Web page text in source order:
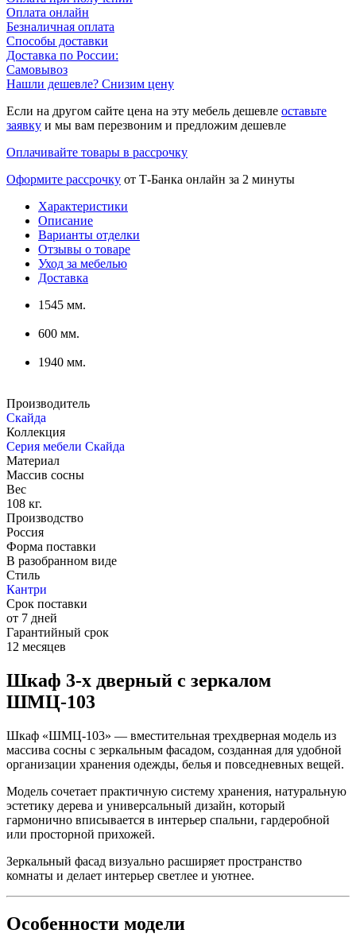
Оплата онлайн
Безналичная оплата
Способы доставки
Доставка по России:
Самовывоз
Нашли дешевле? Снизим цену
Если на другом сайте цена на эту мебель дешевле оставьте
заявку и мы вам перезвоним и предложим дешевле
Оплачивайте товары в рассрочку
Оформите рассрочку от Т-Банка онлайн за 2 минуты
Характеристики
Описание
Варианты отделки
Отзывы о товаре
Уход за мебелью
Доставка
1545 мм.
600 мм.
1940 мм.
Производитель
Скайда
Коллекция
Серия мебели Скайда
Материал
Массив сосны
Вес
108 кг.
Производство
Россия
Форма поставки
В разобранном виде
Стиль
Кантри
Срок поставки
от 7 дней
Гарантийный срок
12 месяцев
Шкаф 3-х дверный с зеркалом
ШМЦ-103
Шкаф «ШМЦ-103» — вместительная трехдверная модель из
массива сосны с зеркальным фасадом, созданная для удобной
организации хранения одежды, белья и повседневных вещей.
Модель сочетает практичную систему хранения, натуральную
эстетику дерева и универсальный дизайн, который
гармонично вписывается в интерьер спальни, гардеробной
или просторной прихожей.
Зеркальный фасад визуально расширяет пространство
комнаты и делает интерьер светлее и уютнее.
Особенности модели